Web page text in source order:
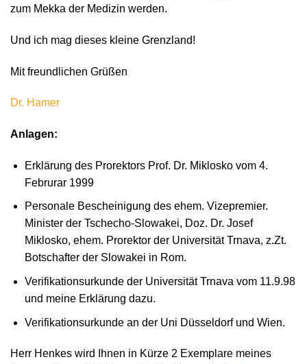
zum Mekka der Medizin werden.
Und ich mag dieses kleine Grenzland!
Mit freundlichen Grüßen
Dr. Hamer
Anlagen:
Erklärung des Prorektors Prof. Dr. Miklosko vom 4.
Februrar 1999
Personale Bescheinigung des ehem. Vizepremier.
Minister der Tschecho-Slowakei, Doz. Dr. Josef
Miklosko, ehem. Prorektor der Universität Trnava, z.Zt.
Botschafter der Slowakei in Rom.
Verifikationsurkunde der Universität Trnava vom 11.9.98
und meine Erklärung dazu.
Verifikationsurkunde an der Uni Düsseldorf und Wien.
Herr Henkes wird Ihnen in Kürze 2 Exemplare meines